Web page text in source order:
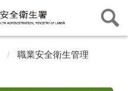
職業安全衛生管理